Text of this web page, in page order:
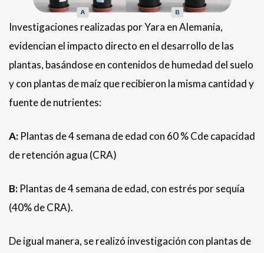
Investigaciones realizadas por Yara en Alemania,
evidencian el impacto directo en el desarrollo de las
plantas, basándose en contenidos de humedad del suelo
y con plantas de maíz que recibieron la misma cantidad y
fuente de nutrientes:
A: Plantas de 4 semana de edad con 60 % Cde capacidad
de retención agua (CRA)
B: Plantas de 4 semana de edad, con estrés por sequía
(40% de CRA).
De igual manera, se realizó investigación con plantas de